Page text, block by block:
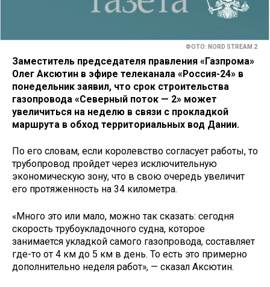
ФОТО: NORD STREAM 2
Заместитель председателя правления «Газпрома»
Олег Аксютин в эфире телеканала «Россия-24» в
понедельник заявил, что срок строительства
газопровода «Северный поток — 2» может
увеличиться на неделю в связи с прокладкой
маршрута в обход территориальных вод Дании.
По его словам, если королевство согласует работы, то
трубопровод пройдет через исключительную
экономическую зону, что в свою очередь увеличит
его протяженность на 34 километра.
«Много это или мало, можно так сказать: сегодня
скорость трубоукладочного судна, которое
занимается укладкой самого газопровода, составляет
где-то от 4 км до 5 км в день. То есть это примерно
дополнительно неделя работ», — сказал Аксютин.